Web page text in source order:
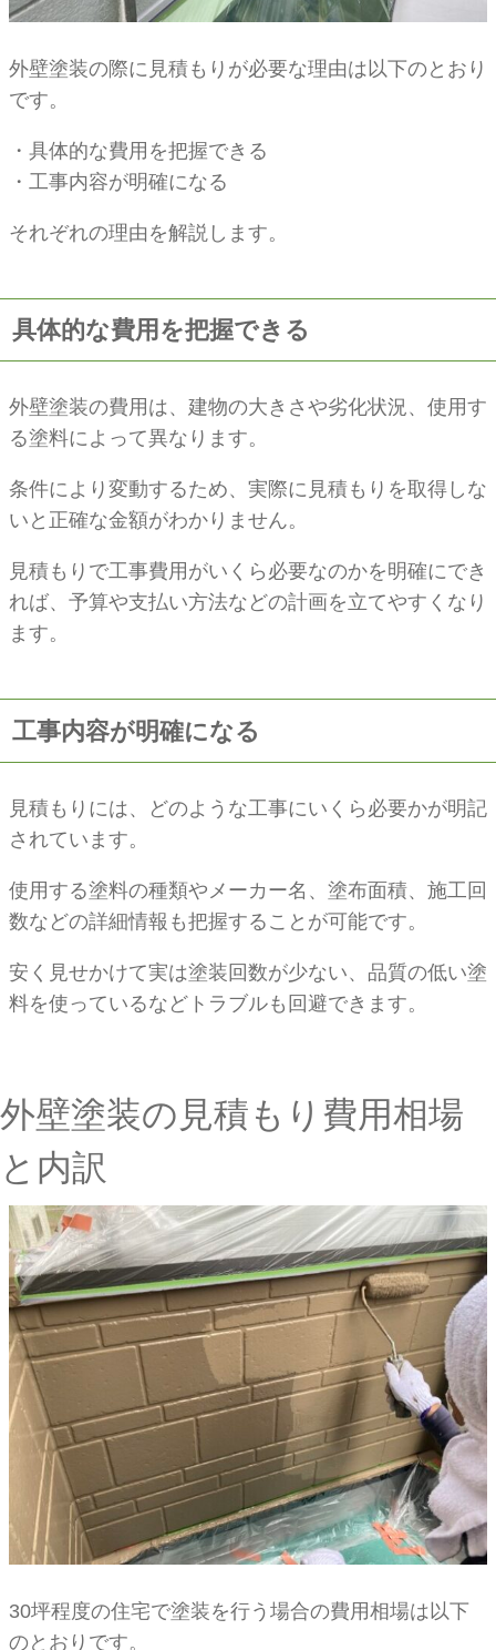
外壁塗装の際に見積もりが必要な理由は以下のとおり
です。
・具体的な費用を把握できる
・工事内容が明確になる
それぞれの理由を解説します。
具体的な費用を把握できる
外壁塗装の費用は、建物の大きさや劣化状況、使用す
る塗料によって異なります。
条件により変動するため、実際に見積もりを取得しな
いと正確な金額がわかりません。
見積もりで工事費用がいくら必要なのかを明確にでき
れば、予算や支払い方法などの計画を立てやすくなり
ます。
工事内容が明確になる
見積もりには、どのような工事にいくら必要かが明記
されています。
使用する塗料の種類やメーカー名、塗布面積、施工回
数などの詳細情報も把握することが可能です。
安く見せかけて実は塗装回数が少ない、品質の低い塗
料を使っているなどトラブルも回避できます。
外壁塗装の見積もり費用相場
と内訳
30坪程度の住宅で塗装を行う場合の費用相場は以下
のとおりです。